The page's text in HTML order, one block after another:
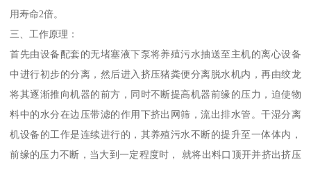
用寿命2倍。
三、工作原理：
首先由设备配套的无堵塞液下泵将养殖污水抽送至主机的离心设备
中进行初步的分离，然后进入挤压猪粪便分离脱水机内，再由绞龙
将其逐渐推向机器的前方，同时不断提高机器前缘的压力，迫使物
料中的水分在边压带滤的作用下挤出网筛，流出排水管。干湿分离
机设备的工作是连续进行的，其养殖污水不断的提升至一体体内，
前缘的压力不断，当大到一定程度时， 就将出料口顶开并挤出挤压